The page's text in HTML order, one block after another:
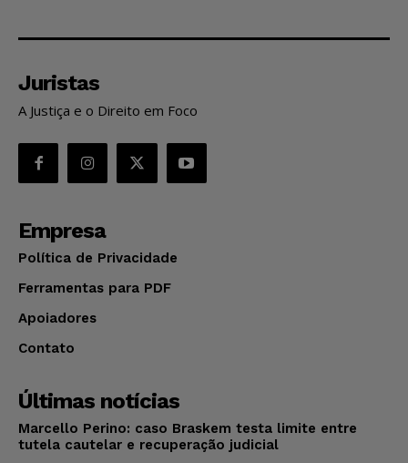
Juristas
A Justiça e o Direito em Foco
Empresa
Política de Privacidade
Ferramentas para PDF
Apoiadores
Contato
Últimas notícias
Marcello Perino: caso Braskem testa limite entre
tutela cautelar e recuperação judicial